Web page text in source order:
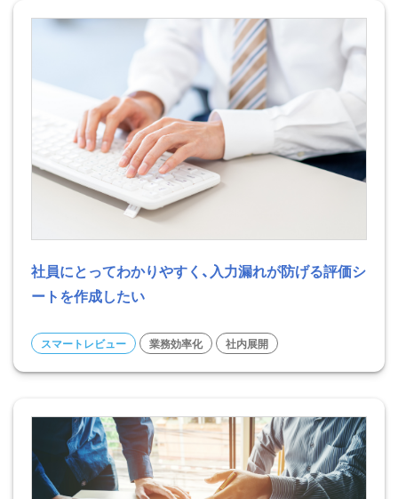
社員にとってわかりやすく、入力漏れが防げる評価シ
ートを作成したい
スマートレビュー 業務効率化 社内展開